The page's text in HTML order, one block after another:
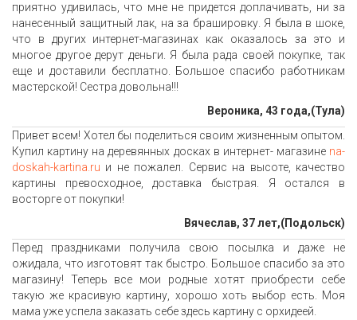
приятно удивилась, что мне не придется доплачивать, ни за
нанесенный защитный лак, на за брашировку. Я была в шоке,
что в других интернет-магазинах как оказалось за это и
многое другое дерут деньги. Я была рада своей покупке, так
еще и доставили бесплатно. Большое спасибо работникам
мастерской! Сестра довольна!!!
Вероника, 43 года,(Тула)
Привет всем! Хотел бы поделиться своим жизненным опытом.
Купил картину на деревянных досках в интернет- магазине na-
doskah-kartina.ru и не пожалел. Сервис на высоте, качество
картины превосходное, доставка быстрая. Я остался в
восторге от покупки!
Вячеслав, 37 лет,(Подольск)
Перед праздниками получила свою посылка и даже не
ожидала, что изготовят так быстро. Большое спасибо за это
магазину! Теперь все мои родные хотят приобрести себе
такую же красивую картину, хорошо хоть выбор есть. Моя
мама уже успела заказать себе здесь картину с орхидеей.